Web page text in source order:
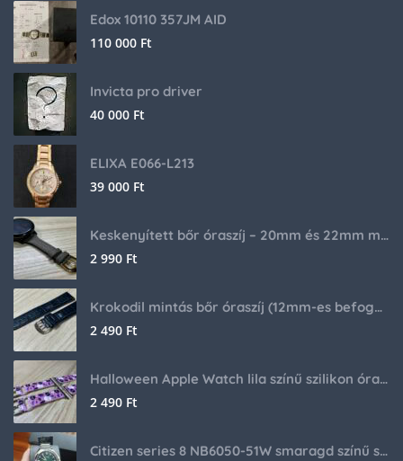
Edox 10110 357JM AID
110 000 Ft
Invicta pro driver
40 000 Ft
ELIXA E066-L213
39 000 Ft
Keskenyített bőr óraszíj – 20mm és 22mm méretben
2 990 Ft
Krokodil mintás bőr óraszíj (12mm-es befogóval rendelkező órához)
2 490 Ft
Halloween Apple Watch lila színű szilikon óraszíj
2 490 Ft
Citizen series 8 NB6050-51W smaragd színű számlappal